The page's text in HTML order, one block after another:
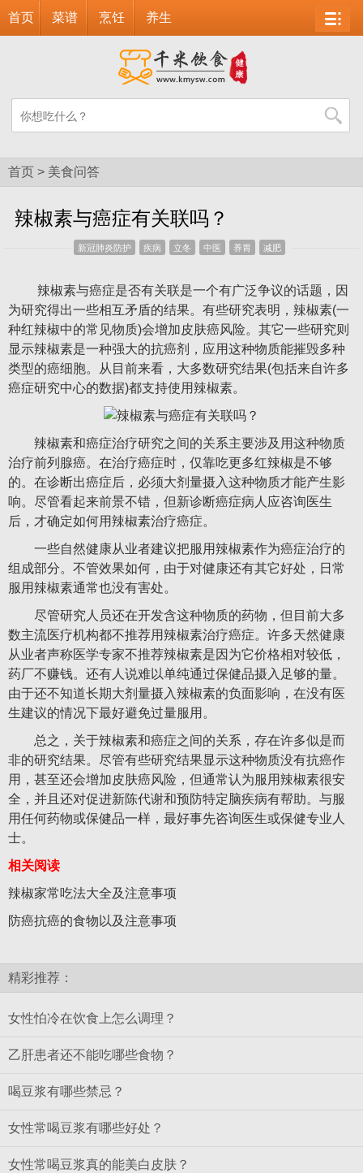
首页 菜谱 烹饪 养生
首页 > 美食问答
辣椒素与癌症有关联吗？
新冠肺炎防护 疾病 立冬 中医 养胃 减肥
辣椒素与癌症是否有关联是一个有广泛争议的话题，因
为研究得出一些相互矛盾的结果。有些研究表明，辣椒素(一
种红辣椒中的常见物质)会增加皮肤癌风险。其它一些研究则
显示辣椒素是一种强大的抗癌剂，应用这种物质能摧毁多种
类型的癌细胞。从目前来看，大多数研究结果(包括来自许多
癌症研究中心的数据)都支持使用辣椒素。
辣椒素和癌症治疗研究之间的关系主要涉及用这种物质
治疗前列腺癌。在治疗癌症时，仅靠吃更多红辣椒是不够
的。在诊断出癌症后，必须大剂量摄入这种物质才能产生影
响。尽管看起来前景不错，但新诊断癌症病人应咨询医生
后，才确定如何用辣椒素治疗癌症。
一些自然健康从业者建议把服用辣椒素作为癌症治疗的
组成部分。不管效果如何，由于对健康还有其它好处，日常
服用辣椒素通常也没有害处。
尽管研究人员还在开发含这种物质的药物，但目前大多
数主流医疗机构都不推荐用辣椒素治疗癌症。许多天然健康
从业者声称医学专家不推荐辣椒素是因为它价格相对较低，
药厂不赚钱。还有人说难以单纯通过保健品摄入足够的量。
由于还不知道长期大剂量摄入辣椒素的负面影响，在没有医
生建议的情况下最好避免过量服用。
总之，关于辣椒素和癌症之间的关系，存在许多似是而
非的研究结果。尽管有些研究结果显示这种物质没有抗癌作
用，甚至还会增加皮肤癌风险，但通常认为服用辣椒素很安
全，并且还对促进新陈代谢和预防特定脑疾病有帮助。与服
用任何药物或保健品一样，最好事先咨询医生或保健专业人
士。
相关阅读
辣椒家常吃法大全及注意事项
防癌抗癌的食物以及注意事项
精彩推荐：
女性怕冷在饮食上怎么调理？
乙肝患者还不能吃哪些食物？
喝豆浆有哪些禁忌？
女性常喝豆浆有哪些好处？
女性常喝豆浆真的能美白皮肤？